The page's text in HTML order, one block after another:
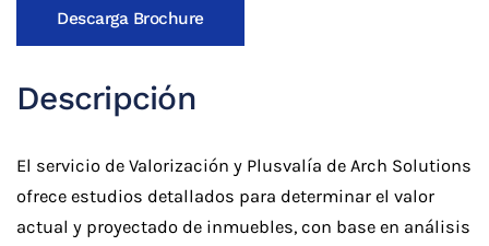
Descarga Brochure
Descripción
El servicio de Valorización y Plusvalía de Arch Solutions
ofrece estudios detallados para determinar el valor
actual y proyectado de inmuebles, con base en análisis